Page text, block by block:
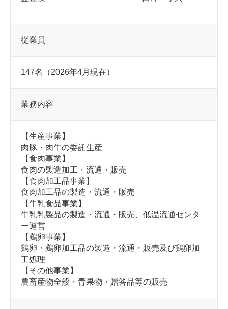
従業員
147名（2026年4月現在）
業務内容
【生産事業】
肉豚・肉牛の委託生産
【食肉事業】
食肉の製造加工・流通・販売
【食肉加工品事業】
食肉加工品の製造・流通・販売
【牛乳食品事業】
牛乳乳製品の製造・流通・販売、低温流通センタ
ー運営
【鶏卵事業】
鶏卵・鶏卵加工品の製造・流通・販売及び鶏卵加
工処理
【その他事業】
農畜産物全般・青果物・贈答品等の販売